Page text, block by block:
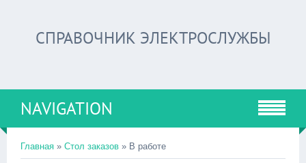
СПРАВОЧНИК ЭЛЕКТРОСЛУЖБЫ
NAVIGATION
Главная » Стол заказов » В работе